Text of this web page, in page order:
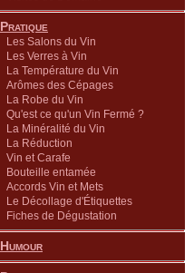
Pratique
Les Salons du Vin
Les Verres à Vin
La Température du Vin
Arômes des Cépages
La Robe du Vin
Qu'est ce qu'un Vin Fermé ?
La Minéralité du Vin
La Réduction
Vin et Carafe
Bouteille entamée
Accords Vin et Mets
Le Décollage d'Étiquettes
Fiches de Dégustation
Humour